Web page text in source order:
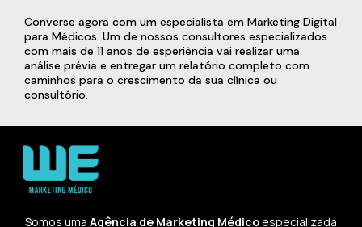
Converse agora com um especialista em Marketing Digital
para Médicos. Um de nossos consultores especializados
com mais de 11 anos de esperiência vai realizar uma
análise prévia e entregar um relatório completo com
caminhos para o crescimento da sua clínica ou
consultório.
Somos uma Agência de Marketing Médicoespecializada